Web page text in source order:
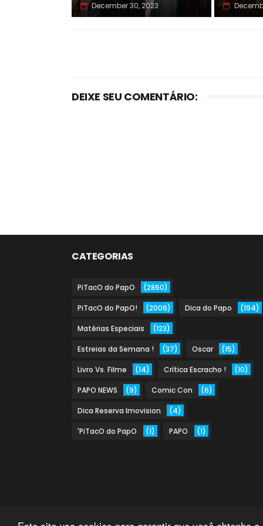
December 30, 2023
DEIXE SEU COMENTÁRIO:
CATEGORIAS
PiTacO do PapO (2860)
PiTacO do PapO! (2006) Dica do Papo (194)
Matérias Especiais (123)
Estreias da Semana ! (37) Oscar (15)
Livro Vs. Filme (14) Crítica Escracho ! (10)
PAPO NEWS (9) Comic Con (6)
Dica Reserva Imovision (4)
'PiTacO do PapO (1) PAPO (1)